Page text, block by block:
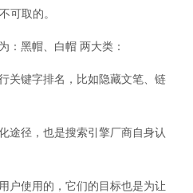
可取的。
黑帽、白帽 两大类：
键字排名，比如隐藏文笔、链
径，也是搜索引擎厂商自身认
使用的，它们的目标也是为让